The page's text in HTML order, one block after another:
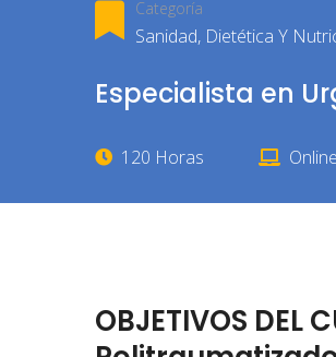
Categoría
Sanidad, Dietética Y
Especialista en
120 Horas Online
OBJETIVOS